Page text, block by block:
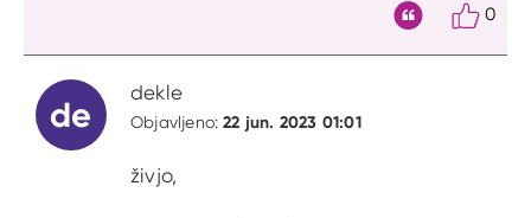
0
de
dekle
Objavljeno:22 jun. 2023 01:01
živjo,